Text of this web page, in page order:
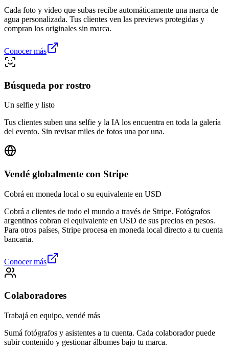
Cada foto y video que subas recibe automáticamente una marca de
agua personalizada. Tus clientes ven las previews protegidas y
compran los originales sin marca.
Conocer más
Búsqueda por rostro
Un selfie y listo
Tus clientes suben una selfie y la IA los encuentra en toda la galería
del evento. Sin revisar miles de fotos una por una.
Vendé globalmente con Stripe
Cobrá en moneda local o su equivalente en USD
Cobrá a clientes de todo el mundo a través de Stripe. Fotógrafos
argentinos cobran el equivalente en USD de sus precios en pesos.
Para otros países, Stripe procesa en moneda local directo a tu cuenta
bancaria.
Conocer más
Colaboradores
Trabajá en equipo, vendé más
Sumá fotógrafos y asistentes a tu cuenta. Cada colaborador puede
subir contenido y gestionar álbumes bajo tu marca.